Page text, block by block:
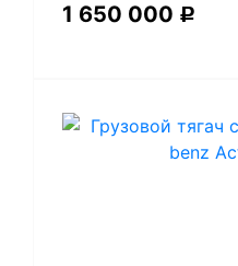
1 650 000 Р